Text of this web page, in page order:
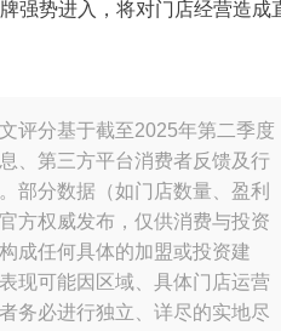
强势进入，将对门店经营造成
评分基于截至2025年第二季度
、第三方平台消费者反馈及行
部分数据（如门店数量、盈利
方权威发布，仅供消费与投资
成任何具体的加盟或投资建
现可能因区域、具体门店运营
务必进行独立、详尽的实地尽